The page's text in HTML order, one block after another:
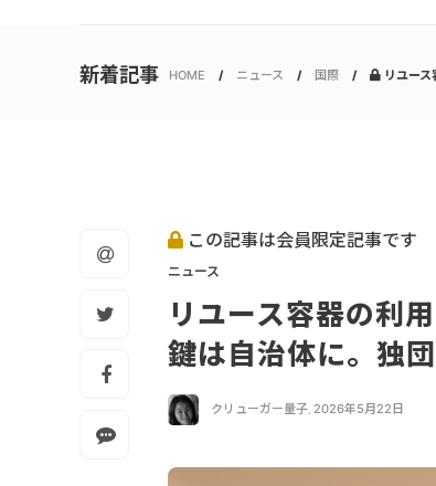
新着記事 HOME ニュース 国際 リユー
この記事は会員限定記事です
ニュース
リユース容器の利
鍵は自治体に。独
クリューガー量子, 2026年5月22日